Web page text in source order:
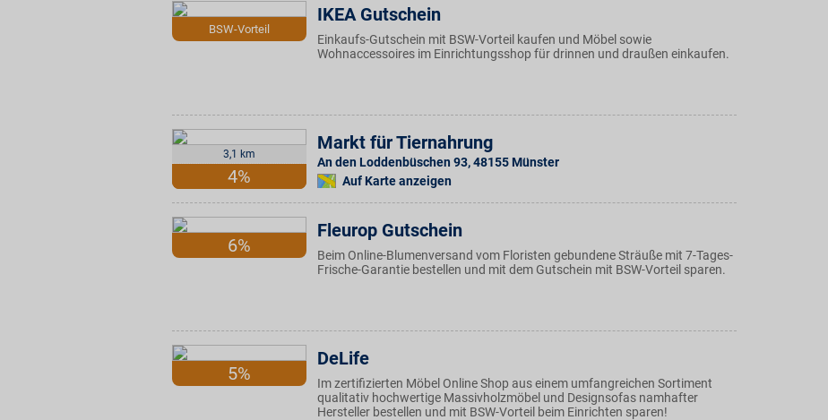
BSW-Vorteil
IKEA Gutschein
Einkaufs-Gutschein mit BSW-Vorteil kaufen und Möbel sowie
Wohnaccessoires im Einrichtungsshop für drinnen und draußen einkaufen.
3,1 km
4%
Markt für Tiernahrung
An den Loddenbüschen 93,48155 Münster
Auf Karte anzeigen
6%
Fleurop Gutschein
Beim Online-Blumenversand vom Floristen gebundene Sträuße mit 7-Tages-
Frische-Garantie bestellen und mit dem Gutschein mit BSW-Vorteil sparen.
5%
DeLife
Im zertifizierten Möbel Online Shop aus einem umfangreichen Sortiment
qualitativ hochwertige Massivholzmöbel und Designsofas namhafter
Hersteller bestellen und mit BSW-Vorteil beim Einrichten sparen!